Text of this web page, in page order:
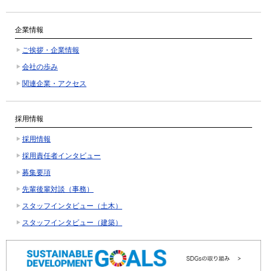
企業情報
ご挨拶・企業情報
会社の歩み
関連企業・アクセス
採用情報
採用情報
採用責任者インタビュー
募集要項
先輩後輩対談（事務）
スタッフインタビュー（土木）
スタッフインタビュー（建築）